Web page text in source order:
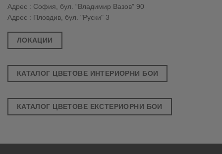
Адрес : София, бул. “Владимир Вазов” 90
Адрес : Пловдив, бул. "Руски" 3
ЛОКАЦИИ
КАТАЛОГ ЦВЕТОВЕ ИНТЕРИОРНИ БОИ
КАТАЛОГ ЦВЕТОВЕ ЕКСТЕРИОРНИ БОИ